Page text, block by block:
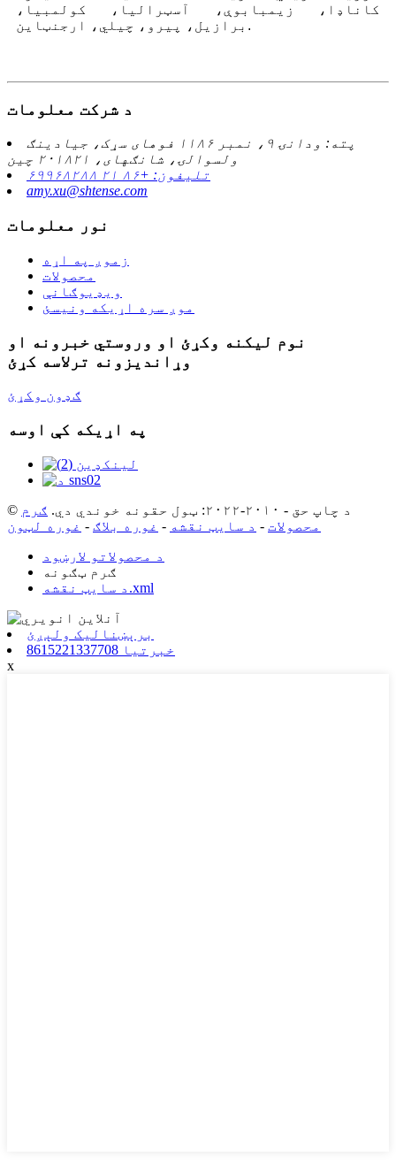
کاناډا، زیمبابوې، آسټرالیا، کولمبیا،
برازیل، پیرو، چیلي، ارجنټاین.
د شرکت معلومات
پته: ودانۍ ۹، نمبر ۱۱۸۶ فوهای سړک، جیادینګ
ولسوالۍ، شانګهای، ۲۰۱۸۲۱ چین
تلیفون: +۸۶ ۲۱ ۶۹۹۶۸۲۸۸
amy.xu@shtense.com
نور معلومات
زموږ په اړه
محصولات
ویډیوګانې
موږ سره اړیکه ونیسئ
نوم لیکنه وکړئ او وروستي خبرونه او
وړاندیزونه ترلاسه کړئ
ګډون وکړئ
په اړیکه کې اوسه
© د چاپ حق - ۲۰۱۰-۲۰۲۲: ټول حقونه خوندي دي.
ګرم
محصولات - د سایټ نقشه - غوره بلاګ - غوره لټون
د محصولاتو لارښود
ګرم ټګونه
د سایټ نقشه.xml
برېښنالیک ولېږئ
8615221337708 خبرتیا
x